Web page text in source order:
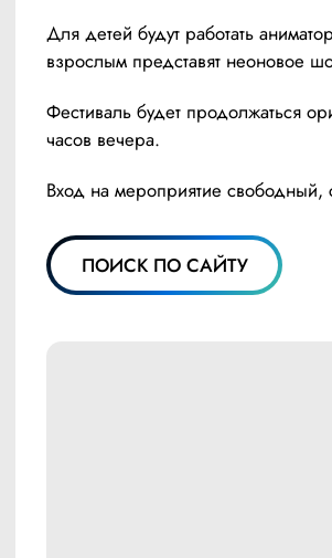
Для детей будут работать
взрослым представят неоновое
Фестиваль будет продолжаться
часов вечера.
Вход на мероприятие свободный,
ПОИСК ПО САЙТУ